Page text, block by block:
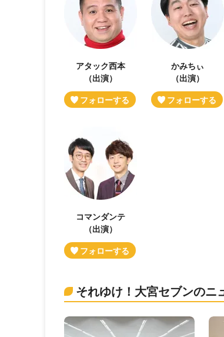
アタック西本
（出演）
かみちぃ
（出演）
コマンダンテ
（出演）
それゆけ！大宮セブンのニ